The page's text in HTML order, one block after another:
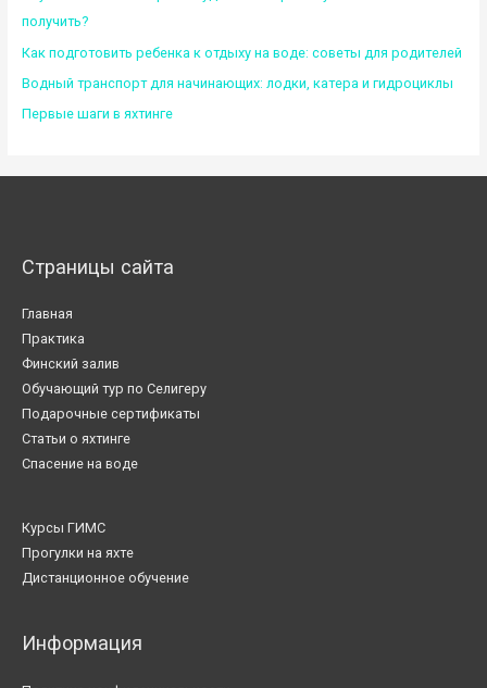
получить?
Как подготовить ребенка к отдыху на воде: советы для родителей
Водный транспорт для начинающих: лодки, катера и гидроциклы
Первые шаги в яхтинге
Страницы сайта
Главная
Практика
Финский залив
Обучающий тур по Селигеру
Подарочные сертификаты
Статьи о яхтинге
Спасение на воде
Курсы ГИМС
Прогулки на яхте
Дистанционное обучение
Информация